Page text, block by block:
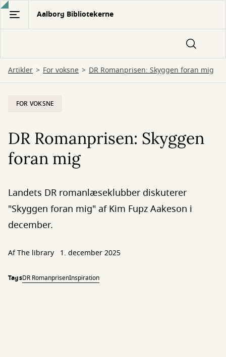
Gå
hovedindhold
Aalborg Bibliotekerne
Artikler For voksne DR Romanprisen: Skyggen foran mig
FOR VOKSNE
DR Romanprisen: Skyggen
foran mig
Landets DR romanlæseklubber diskuterer
"Skyggen foran mig" af Kim Fupz Aakeson i
december.
Af The library 1. december 2025
TagsDR RomanprisenInspiration